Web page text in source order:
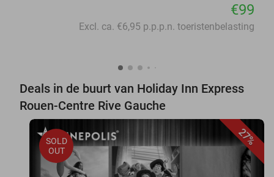
€99
Excl. ca. €6,95 p.p.p.n. toeristenbelasting
Deals in de buurt van Holiday Inn Express
Rouen-Centre Rive Gauche
27%
SOLD
OUT